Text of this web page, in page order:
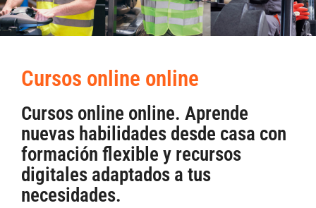
Cursos online online
Cursos online online. Aprende
nuevas habilidades desde casa con
formación flexible y recursos
digitales adaptados a tus
necesidades.